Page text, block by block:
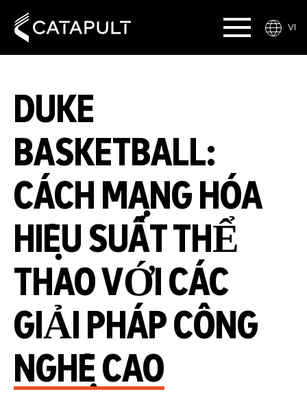
VI
DUKE
BASKETBALL:
CÁCH MẠNG HÓA
HIỆU SUẤT THỂ
THAO VỚI CÁC
GIẢI PHÁP CÔNG
NGHỆ CAO